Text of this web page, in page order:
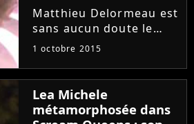
Matthieu Delormeau est
sans aucun doute le
petit nouveau le plus
chroniqueurs de TPMP.
Alors après l'avoir fait
se déguiser, se clasher
et défiler presque nu,
1 octobre 2015
Lea Michele
métamorphosée dans